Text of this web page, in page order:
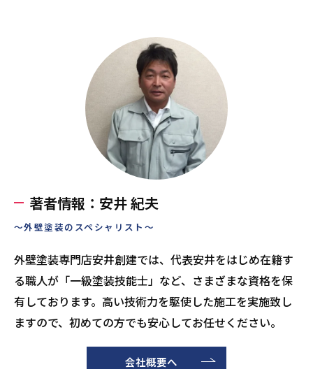
著者情報：安井 紀夫
～外壁塗装のスペシャリスト～
外壁塗装専門店安井創建では、代表安井をはじめ在籍す
る職人が「一級塗装技能士」など、さまざまな資格を保
有しております。高い技術力を駆使した施工を実施致し
ますので、初めての方でも安心してお任せください。
会社概要へ